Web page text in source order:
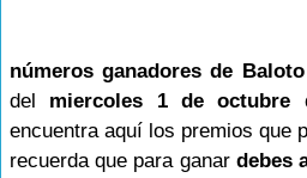
números ganadores de
del miercoles 1 de octubre
encuentra aquí los premios que
recuerda que para ganar debes